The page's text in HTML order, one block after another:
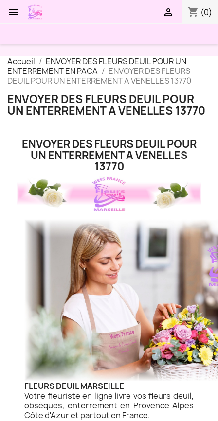
 shopping_cart (0)

Accueil
ENVOYER DES FLEURS DEUIL POUR UN
ENTERREMENT EN PACA
ENVOYER DES FLEURS
DEUIL POUR UN ENTERREMENT A VENELLES 13770
ENVOYER DES FLEURS DEUIL POUR
UN ENTERREMENT A VENELLES 13770
ENVOYER DES FLEURS DEUIL POUR
UN ENTERREMENT A VENELLES
13770
FLEURS DEUIL MARSEILLE
Votre fleuriste en ligne livre vos fleurs deuil,
obsèques, enterrement en Provence Alpes
Côte d'Azur et partout en France.